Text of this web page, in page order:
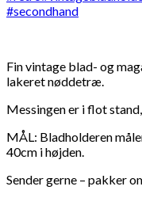
Fin vintage blad- og
lakeret nøddetræ.
Messingen er i flot
MÅL: Bladholderen
40cm i højden.
Sender gerne – pakker